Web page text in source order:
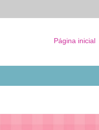
Página inicial